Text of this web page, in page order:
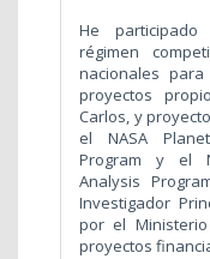
He
régimen
nacionales
proyectos
Carlos, y
el NASA
Program y el
Analysis
Investigador
por el
proyectos